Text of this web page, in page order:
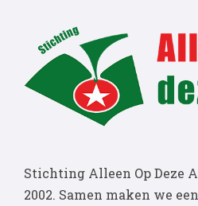
Stichting Alleen Op Deze
2002. Samen maken we